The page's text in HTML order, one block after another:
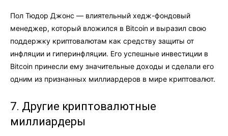
Пол Тюдор Джонс — влиятельный хедж-фондовый
менеджер, который вложился в Bitcoin и выразил свою
поддержку криптовалютам как средству защиты от
инфляции и гиперинфляции. Его успешные инвестиции в
Bitcoin принесли ему значительные доходы и сделали его
одним из признанных миллиардеров в мире криптовалют.
7. Другие криптовалютные
миллиардеры